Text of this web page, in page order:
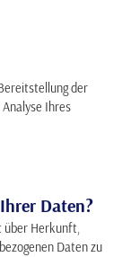
der
Ihres
Daten?
über Herkunft,
Daten zu